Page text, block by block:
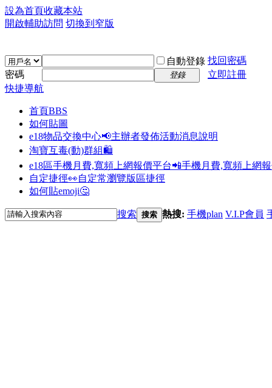
設為首頁收藏本站
開啟輔助訪問 切換到窄版
自動登錄 找回密碼
密碼
登錄
立即註冊
快捷導航
首頁BBS
如何貼圖
e18物品交換中心📢主辦者發佈活動消息說明
淘寶互毒(動)群組🛍️
e18區手機月費,寬頻上網報價平台📲手機月費,寬頻上網
自定捷徑👀自定常瀏覽版區捷徑
如何貼emoji🤔
搜索 搜索 熱搜: 手機plan V.I.P會員